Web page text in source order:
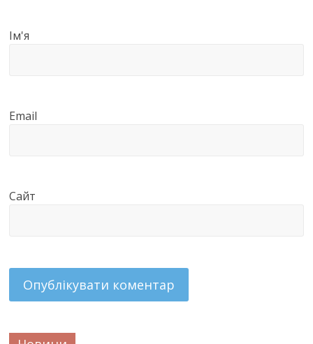
Ім'я
Email
Сайт